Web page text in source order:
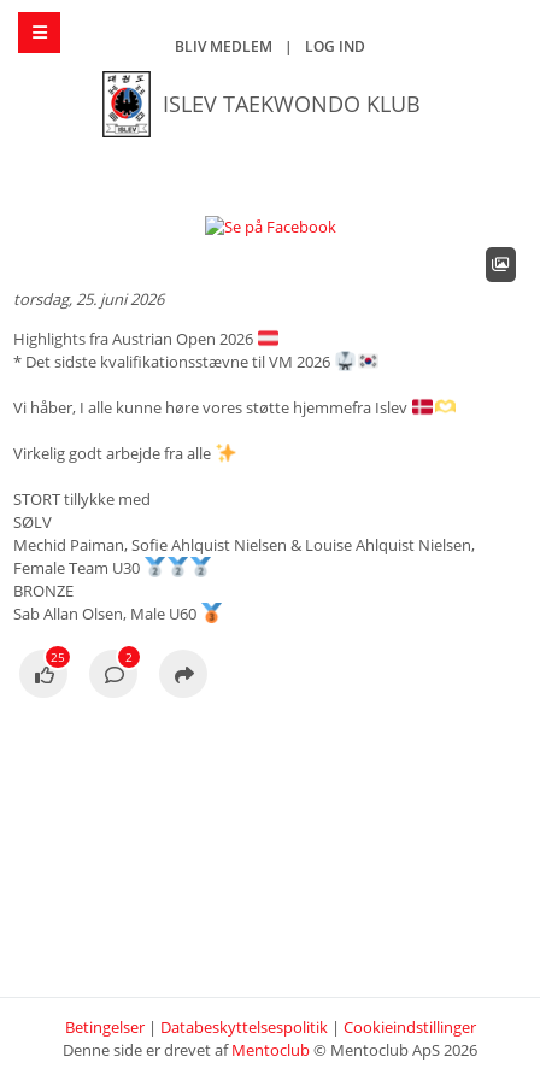
BLIV MEDLEM | LOG IND
ISLEV TAEKWONDO KLUB
torsdag, 25. juni 2026
Highlights fra Austrian Open 2026
* Det sidste kvalifikationsstævne til VM 2026
Vi håber, I alle kunne høre vores støtte hjemmefra Islev
Virkelig godt arbejde fra alle
STORT tillykke med
SØLV
Mechid Paiman, Sofie Ahlquist Nielsen & Louise Ahlquist Nielsen,
Female Team U30
BRONZE
Sab Allan Olsen, Male U60
25 2
Betingelser | Databeskyttelsespolitik | Cookieindstillinger
Denne side er drevet afMentoclub© Mentoclub ApS 2026